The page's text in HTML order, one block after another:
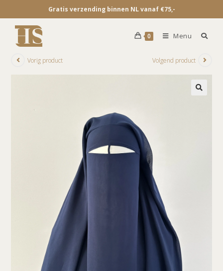
Gratis verzending binnen NL vanaf €75,-
0 Menu
Vorig product Volgend product